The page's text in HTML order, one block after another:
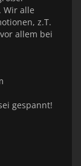
Wir alle
z.T.
allem bei
gespannt!